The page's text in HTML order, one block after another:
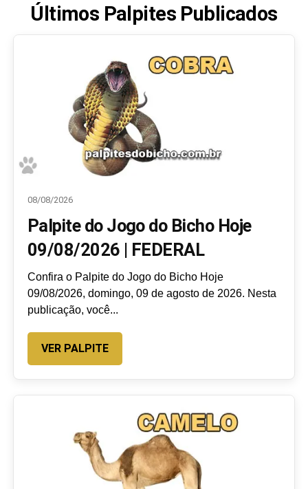
Últimos Palpites Publicados
08/08/2026
Palpite do Jogo do Bicho Hoje
09/08/2026 | FEDERAL
Confira o Palpite do Jogo do Bicho Hoje
09/08/2026, domingo, 09 de agosto de 2026. Nesta
publicação, você...
VER PALPITE